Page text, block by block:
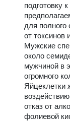
подготовку
для полного
от токсинов
Мужские
около
мужчиной в
огромного
Яйцеклетки
отказ от
фолиевой